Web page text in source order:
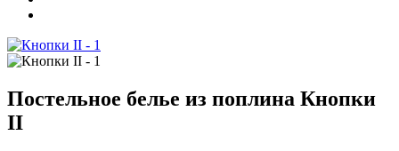
Постельное белье из поплина Кнопки
II